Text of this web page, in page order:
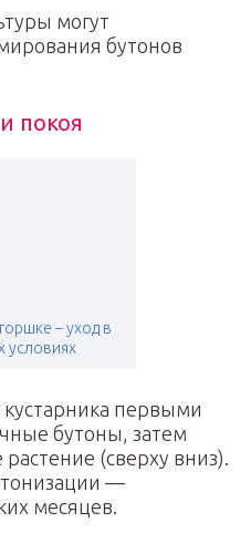
могут
бутонов
покоя
– уход в
условиях
первыми
бутоны, затем
(сверху вниз).
—
месяцев.